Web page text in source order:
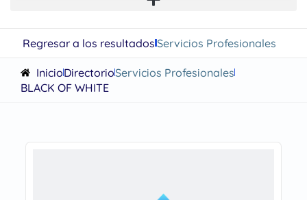
Regresar a los resultadosServicios Profesionales
InicioDirectorioServicios Profesionales
BLACK OF WHITE